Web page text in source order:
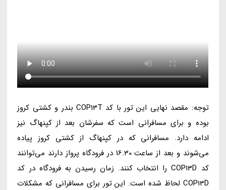
توجه: مقصد نهایی این تور با کد COP13T بندر و کشتی کروز
بوده و برای مسافرانی است که سفرشان بعد از کپنهاگ نیز
ادامه دارد. مسافرانی که در کپنهاگ از کشتی کروز پیاده
می‌شوند و بعد از ساعت 16.30 در فرودگاه پرواز دارند می‌توانند
کد COP13D را انتخاب کنند. زمان رسیدن به فرودگاه در کد
COP13D لحاظ شده است. این تور برای مسافرانی که مشکلات